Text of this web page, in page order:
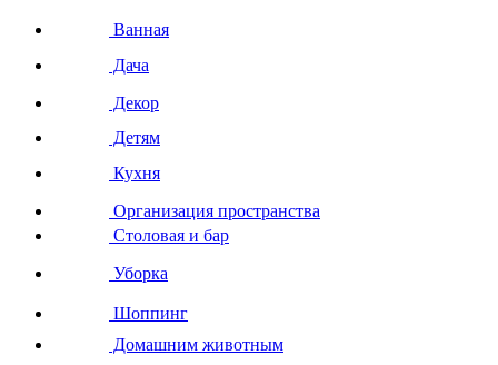
Ванная
Дача
Декор
Детям
Кухня
Организация пространства
Столовая и бар
Уборка
Шоппинг
Домашним животным